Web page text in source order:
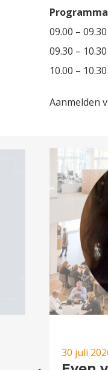
Programma
09.00 –
09.30 –
10.00 –
Aanmelden
30 juli